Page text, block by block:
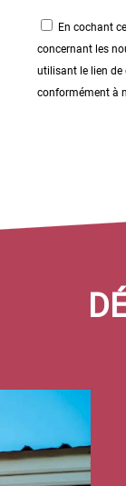
En cochant
concernant les
utilisant le lien de
conformément à